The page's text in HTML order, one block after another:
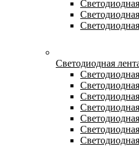
Светодиодная